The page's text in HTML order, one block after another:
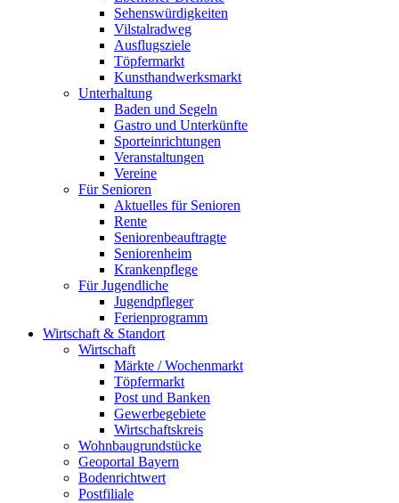
Sehenswürdigkeiten
Vilstalradweg
Ausflugsziele
Töpfermarkt
Kunsthandwerksmarkt
Unterhaltung
Baden und Segeln
Gastro und Unterkünfte
Sporteinrichtungen
Veranstaltungen
Vereine
Für Senioren
Aktuelles für Senioren
Rente
Seniorenbeauftragte
Seniorenheim
Krankenpflege
Für Jugendliche
Jugendpfleger
Ferienprogramm
Wirtschaft & Standort
Wirtschaft
Märkte / Wochenmarkt
Töpfermarkt
Post und Banken
Gewerbegebiete
Wirtschaftskreis
Wohnbaugrundstücke
Geoportal Bayern
Bodenrichtwert
Postfiliale